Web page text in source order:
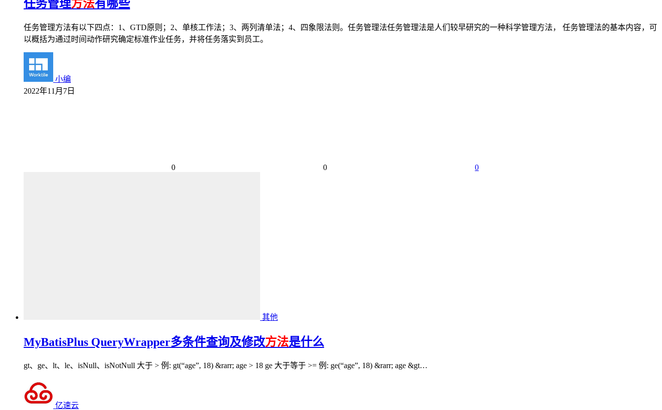
任务管理方法有哪些
任务管理方法有以下四点：1、GTD原则；2、单核工作法；3、两列清单法；4、四象限法则。任务管理法任务管理法是人们较早研究的一种科学管理方法， 任务管理法的基本内容，可
以概括为通过时间动作研究确定标准作业任务，并将任务落实到员工。
小编
2022年11月7日
0 0 0
其他
MyBatisPlus QueryWrapper多条件查询及修改方法是什么
gt、ge、lt、le、isNull、isNotNull 大于 > 例: gt(“age”, 18) &rarr; age > 18 ge 大于等于 >= 例: ge(“age”, 18) &rarr; age &gt…
亿速云